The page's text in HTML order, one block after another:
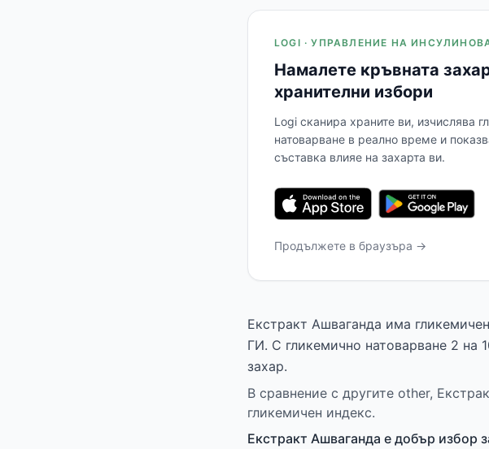
LOGI · УПРАВЛЕНИЕ НА
Намалете кръвната
хранителни избори
Logi сканира храните ви, изчислява
натоварване в реално време и
съставка влияе на захарта ви.
Продължете в браузъра →
Екстракт Ашваганда има
ГИ. С гликемично натоварване 2 на
захар.
В сравнение с другите other,
гликемичен индекс.
Екстракт Ашваганда е добър избор